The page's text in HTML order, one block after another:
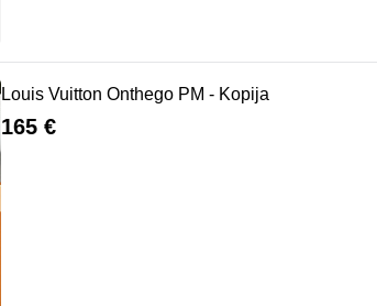
Louis Vuitton Onthego PM - Kopija
165 €